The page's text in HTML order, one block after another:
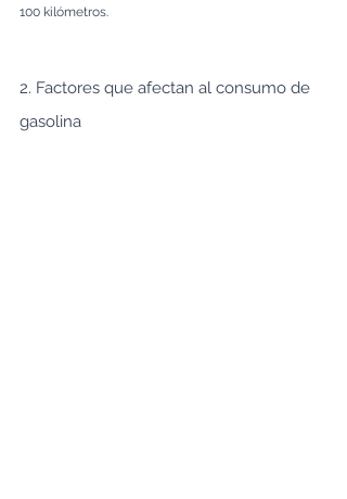
100 kilómetros.
2. Factores que afectan al consumo de
gasolina